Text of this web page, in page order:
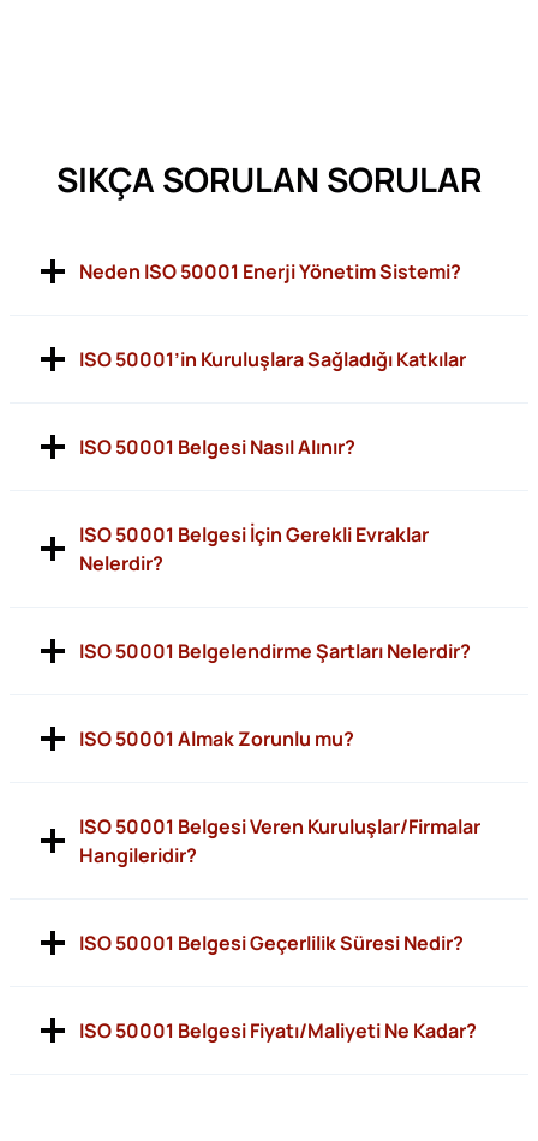
SIKÇA SORULAN SORULAR
Neden ISO 50001 Enerji Yönetim Sistemi?
ISO 50001’in Kuruluşlara Sağladığı Katkılar
ISO 50001 Belgesi Nasıl Alınır?
ISO 50001 Belgesi İçin Gerekli Evraklar
Nelerdir?
ISO 50001 Belgelendirme Şartları Nelerdir?
ISO 50001 Almak Zorunlu mu?
ISO 50001 Belgesi Veren Kuruluşlar/Firmalar
Hangileridir?
ISO 50001 Belgesi Geçerlilik Süresi Nedir?
ISO 50001 Belgesi Fiyatı/Maliyeti Ne Kadar?